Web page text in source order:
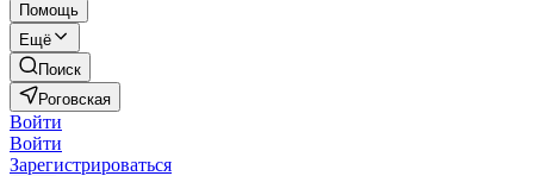
Помощь
Ещё
Поиск
Роговская
Войти
Войти
Зарегистрироваться